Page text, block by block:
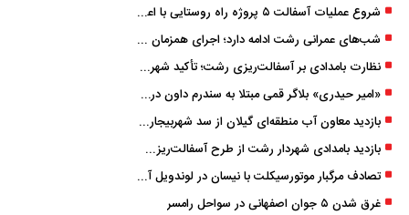
شروع عملیات آسفالت ۵ پروژه راه ‌روستایی با اعتبار ۳۷۰ میلیاردی در گیلان
شب‌های عمرانی رشت ادامه دارد؛ اجرای همزمان آسفالت‌ریزی در پنج منطقه شهری
نظارت بامدادی بر آسفالت‌ریزی رشت؛ تأکید شهردار و بازرس کل بر کیفیت اجرای پروژه‌ها
«امیر حیدری» بلاگر قمی مبتلا به سندرم داون درگذشت
بازدید معاون آب منطقه‌ای گیلان از سد شهربیجار برای تداوم تأمین آب شرب استان
بازدید بامدادی شهردار رشت از طرح آسفالت‌ریزی گسترده در مناطق پنج‌گانه
تصادف مرگبار موتورسیکلت با نیسان در لوندویل آستارا/ انتقال مصدوم با اورژانس هوایی به رشت
غرق شدن ۵ جوان اصفهانی در سواحل رامسر